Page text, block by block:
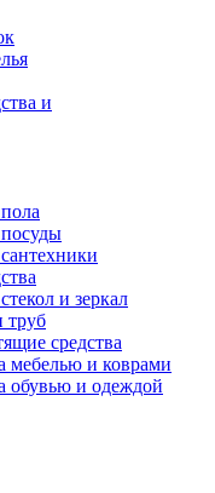
и
и зеркал
труб
средства
мебелью и коврами
обувью и одеждой